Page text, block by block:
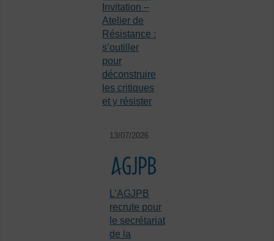
Invitation –
Atelier de
Résistance :
s’outiller
pour
déconstruire
les critiques
et y résister
13/07/2026
L’AGJPB
recrute pour
le secrétariat
de la